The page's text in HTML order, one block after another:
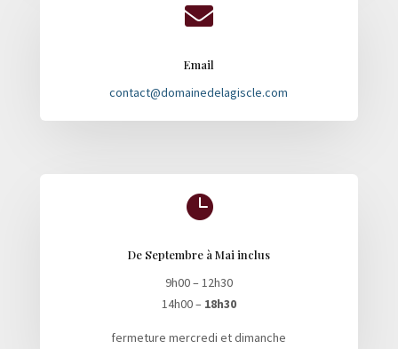

Email
contact@domainedelagiscle.com

De Septembre à Mai inclus
9h00 – 12h30
14h00 – 18h30
fermeture mercredi et dimanche